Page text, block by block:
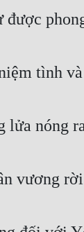
được
tình
lửa nóng
vương